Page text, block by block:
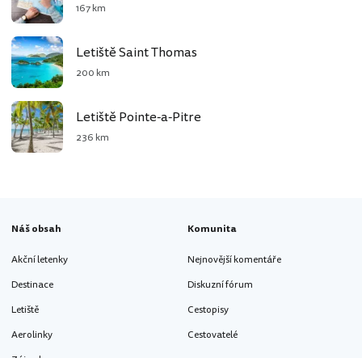
167 km
Letiště Saint Thomas
200 km
Letiště Pointe-a-Pitre
236 km
Náš obsah
Akční letenky
Destinace
Letiště
Aerolinky
Komunita
Nejnovější komentáře
Diskuzní fórum
Cestopisy
Cestovatelé